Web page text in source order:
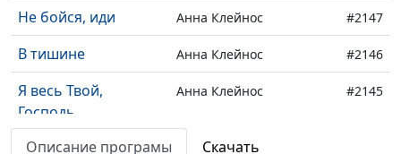
Не бойся, иди Анна Клейнос #2147
В тишине Анна Клейнос #2146
Я весь Твой,
Господь
Анна Клейнос #2145
Господь, я знаю, Ты
Анна Клейнос
Описание програмы Скачать